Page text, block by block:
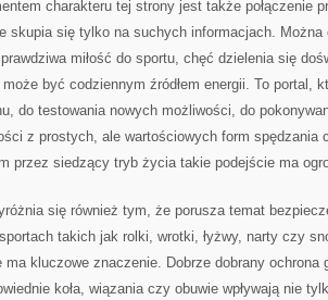
charakteru tej strony jest także połączenie
skupia się tylko na suchych informacjach.
miłość do sportu, chęć dzielenia się
być codziennym źródłem energii. To portal,
do testowania nowych możliwości, do
z prostych, ale wartościowych form spędzania
przez siedzący tryb życia takie podejście ma
się również tym, że porusza temat
takich jak rolki, wrotki, łyżwy, narty czy
ma kluczowe znaczenie. Dobrze dobrany ochrona
koła, wiązania czy obuwie wpływają nie